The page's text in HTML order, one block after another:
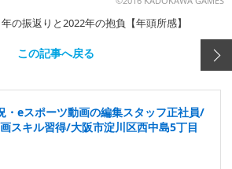
の振返りと2022年の抱負【年頭所感】
この記事へ戻る
・eスポーツ動画の編集スタッフ正社員/
スキル習得/大阪市淀川区西中島5丁目